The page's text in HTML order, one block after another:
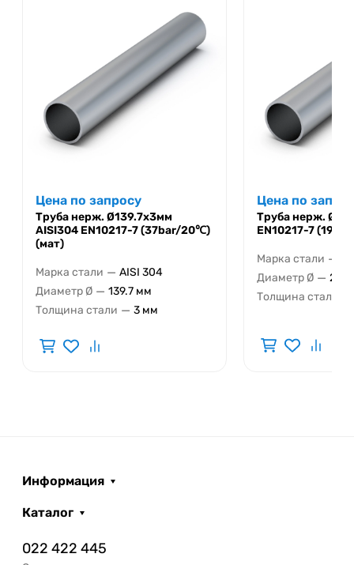
Цена по запросу
Труба нерж. Ø139.7х3мм
AISI304 EN10217-7 (37bar/20℃)
(мат)
Марка стали — AISI 304
Диаметр Ø — 139.7 мм
Толщина стали — 3 мм
Цена по
Труба нерж.
EN10217-7
Марка стали —
Диаметр Ø — 273
Толщина стали
Информация
Каталог
022 422 445